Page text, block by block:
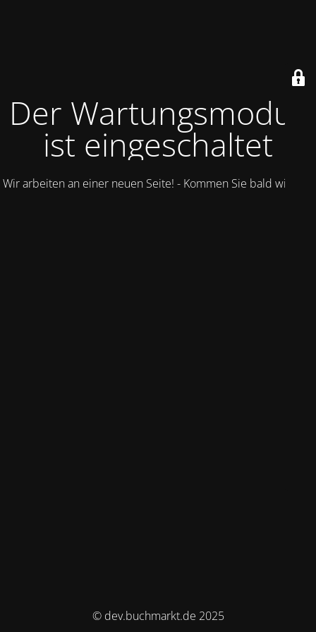
Der Wartungsmodus
ist eingeschaltet
Wir arbeiten an einer neuen Seite! - Kommen Sie bald wieder.
© dev.buchmarkt.de 2025